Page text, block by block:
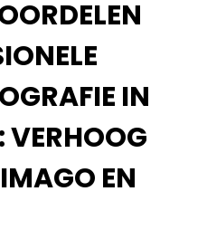
IN
VERHOOG
EN